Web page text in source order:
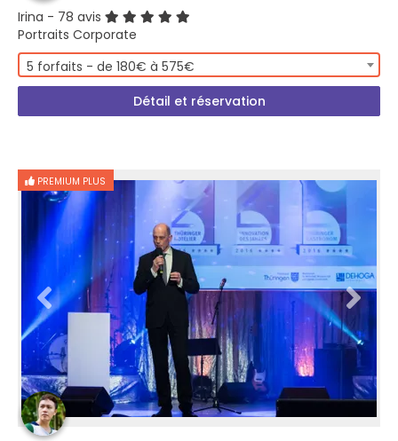
Irina - 78 avis
Portraits Corporate
5 forfaits - de 180€ à 575€
Détail et réservation
PREMIUM PLUS